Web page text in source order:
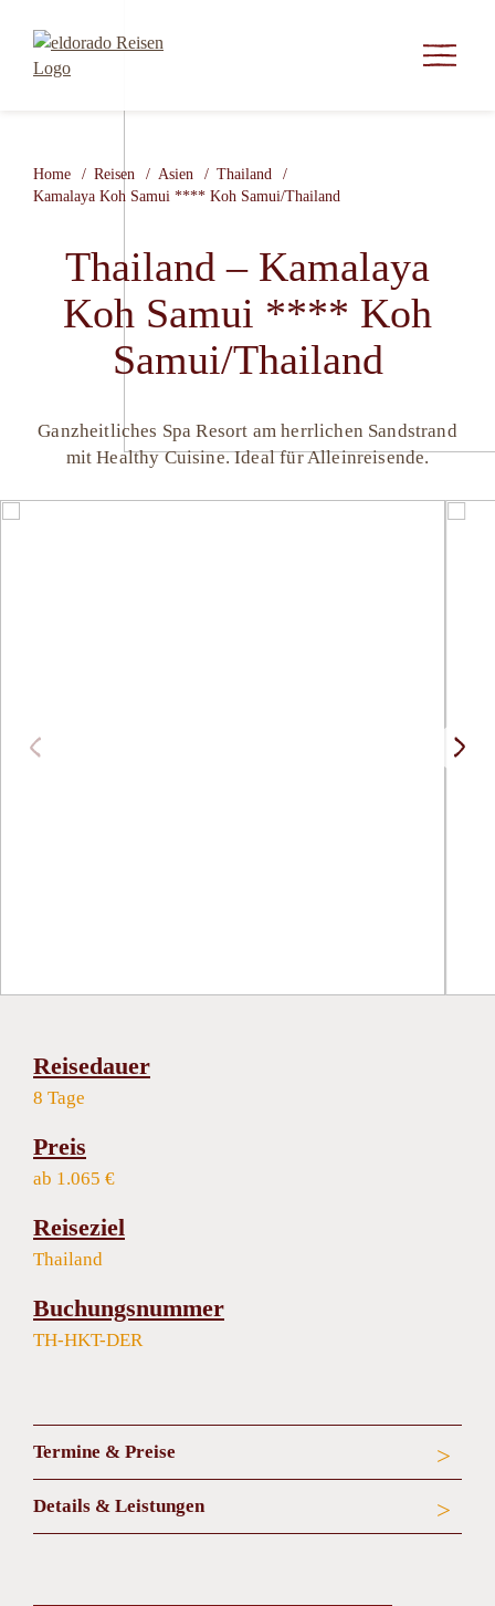
Home Reisen Asien
Thailand
Kamalaya Koh Samui **** Koh Samui/Thailand
Thailand – Kamalaya
Koh Samui **** Koh
Samui/Thailand
Ganzheitliches Spa Resort am herrlichen Sandstrand
mit Healthy Cuisine. Ideal für Alleinreisende.
Reisedauer
8 Tage
Preis
ab 1.065 €
Reiseziel
Thailand
Buchungsnummer
TH-HKT-DER
Termine & Preise
Details & Leistungen